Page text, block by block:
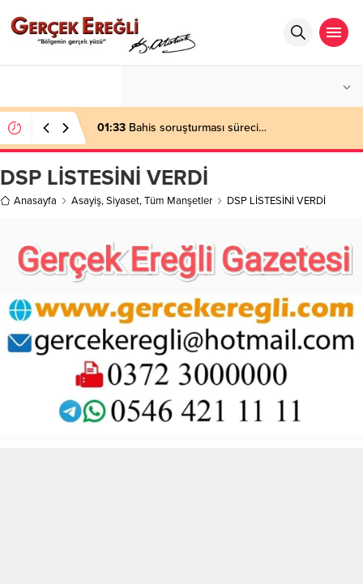
01:33 Bahis soruşturması süreci…
DSP LİSTESİNİ VERDİ
Anasayfa Asayiş,Siyaset,Tüm Manşetler DSP LİSTESİNİ VERDİ